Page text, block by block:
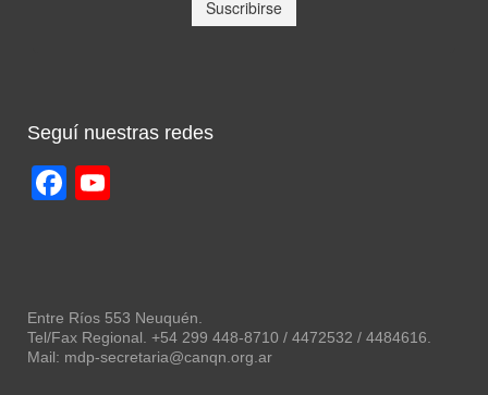
Seguí nuestras redes
Facebook
Entre Ríos 553 Neuquén.
Tel/Fax Regional. +54 299 448-8710 / 4472532 / 4484616.
Mail: mdp-secretaria@canqn.org.ar